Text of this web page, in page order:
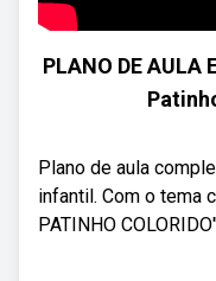
PLANO DE AULA
Plano de aula
infantil. Com o tema
PATINHO